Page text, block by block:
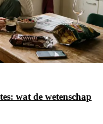
wat de wetenschap